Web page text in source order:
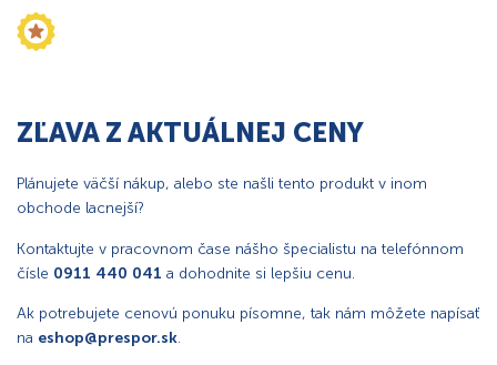
ZĽAVA Z AKTUÁLNEJ CENY
Plánujete väčší nákup, alebo ste našli tento produkt v inom
obchode lacnejší?
Kontaktujte v pracovnom čase nášho špecialistu na telefónnom
čísle 0911 440 041 a dohodnite si lepšiu cenu.
Ak potrebujete cenovú ponuku písomne, tak nám môžete napísať
na eshop@prespor.sk.